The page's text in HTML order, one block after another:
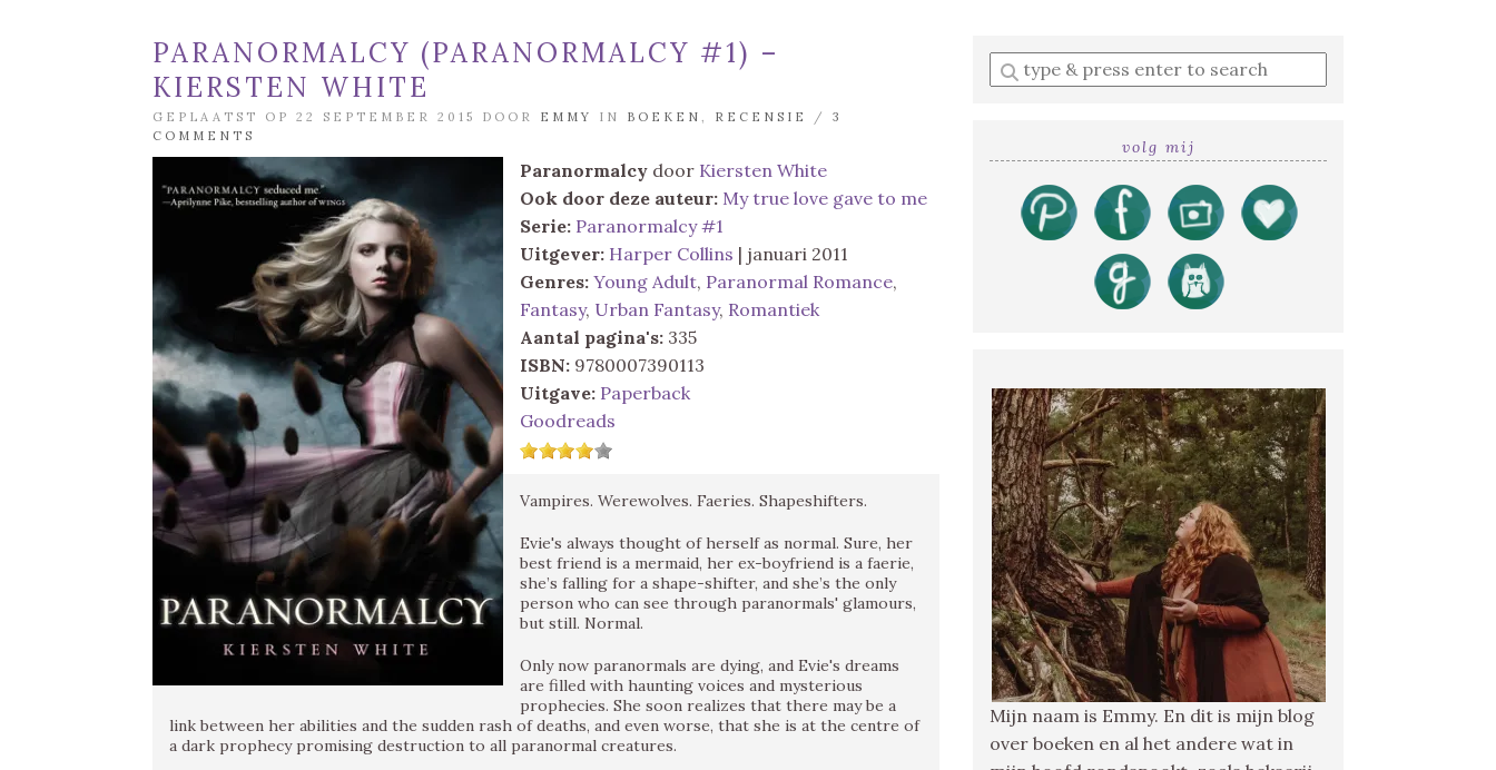
PARANORMALCY (PARANORMALCY #1) –
KIERSTEN WHITE
GEPLAATST OP 22 SEPTEMBER 2015 DOOR EMMY IN BOEKEN , RECENSIE / 3
COMMENTS
Paranormalcy door Kiersten White
Ook door deze auteur: My true love gave to me
Serie: Paranormalcy #1
Uitgever: Harper Collins | januari 2011
Genres: Young Adult, Paranormal Romance,
Fantasy, Urban Fantasy, Romantiek
Aantal pagina's: 335
ISBN: 9780007390113
Uitgave: Paperback
Goodreads
Vampires. Werewolves. Faeries. Shapeshifters.
Evie's always thought of herself as normal. Sure, her
best friend is a mermaid, her ex-boyfriend is a faerie,
she’s falling for a shape-shifter, and she’s the only
person who can see through paranormals' glamours,
but still. Normal.
Only now paranormals are dying, and Evie's dreams
are filled with haunting voices and mysterious
prophecies. She soon realizes that there may be a
link between her abilities and the sudden rash of deaths, and even worse, that she is at the centre of
a dark prophecy promising destruction to all paranormal creatures.
Enter
a
volg mij
Mijn naam is Emmy. En dit is mijn blog
over boeken en al het andere wat in